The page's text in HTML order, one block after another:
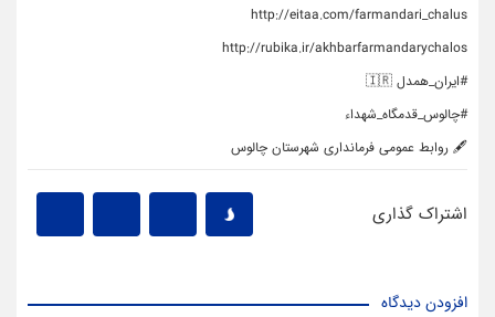
http://eitaa.com/farmandari_chalus
http://rubika.ir/akhbarfarmandarychalos
#ایران_همدل 🇮🇷
#چالوس_قدمگاه_شهداء
🖋 روابط عمومی فرمانداری شهرستان چالوس
اشتراک گذاری
افزودن دیدگاه